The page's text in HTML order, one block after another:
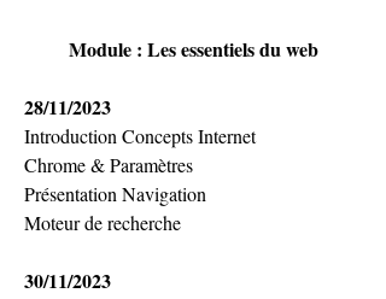
Module : Les essentiels du web
28/11/2023
Introduction Concepts Internet
Chrome & Paramètres
Présentation Navigation
Moteur de recherche
30/11/2023